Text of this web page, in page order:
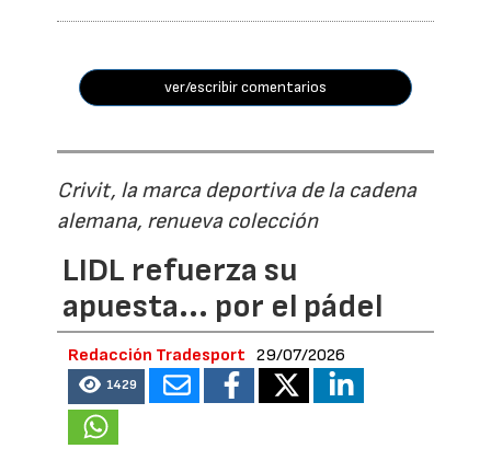
ver/escribir comentarios
Crivit, la marca deportiva de la cadena
alemana, renueva colección
LIDL refuerza su
apuesta... por el pádel
Redacción Tradesport 29/07/2026
1429